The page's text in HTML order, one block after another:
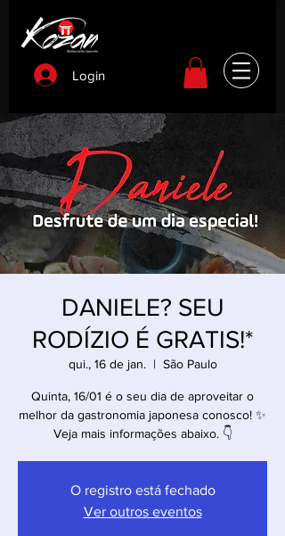
Login
DANIELE? SEU
RODÍZIO É GRATIS!*
qui., 16 de jan.
  |
São Paulo
Quinta, 16/01 é o seu dia de aproveitar o
melhor da gastronomia japonesa conosco! ✨
Veja mais informações abaixo. 👇
O registro está fechado
Ver outros eventos